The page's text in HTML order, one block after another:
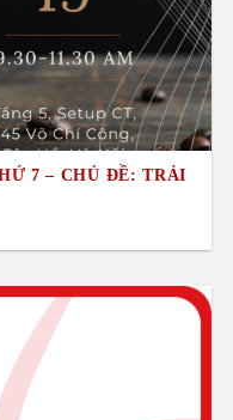
7 – CHỦ ĐỀ: TRẢI